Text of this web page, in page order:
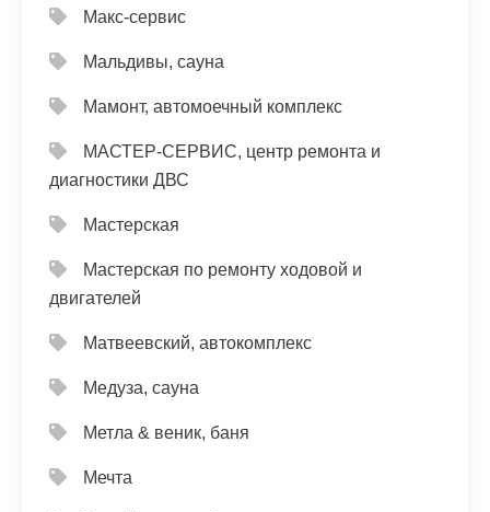
Макс-сервис
Мальдивы, сауна
Мамонт, автомоечный комплекс
МАСТЕР-СЕРВИС, центр ремонта и
диагностики ДВС
Мастерская
Мастерская по ремонту ходовой и
двигателей
Матвеевский, автокомплекс
Медуза, сауна
Метла & веник, баня
Мечта